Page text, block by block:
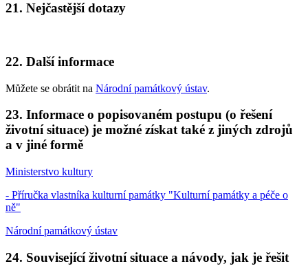
21. Nejčastější dotazy
22. Další informace
Můžete se obrátit na Národní památkový ústav.
23. Informace o popisovaném postupu (o řešení
životní situace) je možné získat také z jiných zdrojů
a v jiné formě
Ministerstvo kultury
- Příručka vlastníka kulturní památky "Kulturní památky a péče o
ně"
Národní památkový ústav
24. Související životní situace a návody, jak je řešit